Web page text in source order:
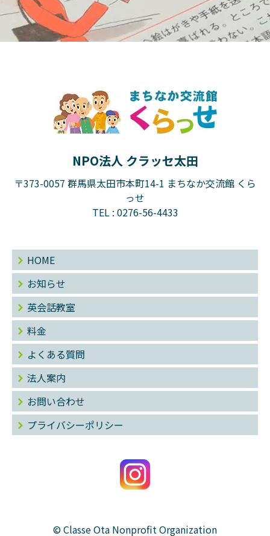
NPO法人 クラッセ太田
〒373-0057 群馬県太田市本町14-1 まちなか交流館 くら
っせ
TEL : 0276-56-4433
HOME
お知らせ
英会話教室
料金
よくある質問
法人案内
お問い合わせ
プライバシーポリシー
© Classe Ota Nonprofit Organization